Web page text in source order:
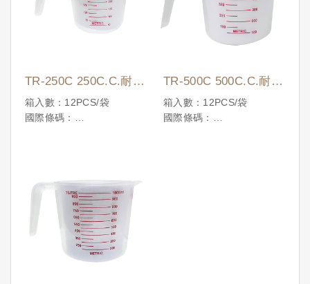
TR-250C 250C.C.耐熱
量杯
箱入數：12PCS/袋
國際條碼：
TR-500C 500C.C.耐熱
量杯
箱入數：12PCS/袋
國際條碼：